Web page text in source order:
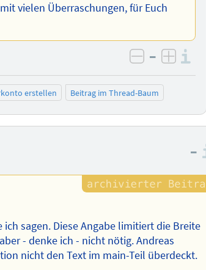
vielen Überraschungen, für Euch
negativ
–
erstellen Beitrag im Thread-Baum
–
sagen. Diese Angabe limitiert die Breite
- denke ich - nicht nötig. Andreas
nicht den Text im main-Teil überdeckt.